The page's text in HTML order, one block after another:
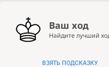
Ваш ход
Найдите лучший
ВЗЯТЬ ПОДСКАЗКУ